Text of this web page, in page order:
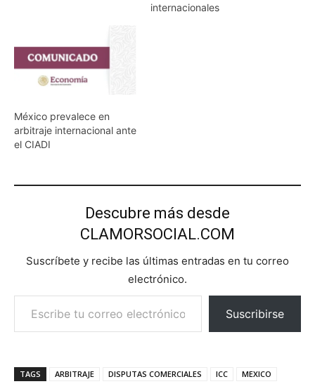
internacionales
México prevalece en
arbitraje internacional ante
el CIADI
Descubre más desde
CLAMORSOCIAL.COM
Suscríbete y recibe las últimas entradas en tu correo
electrónico.
Escribe tu correo electrónico…
Suscribirse
TAGS ARBITRAJE DISPUTAS COMERCIALES ICC
MEXICO